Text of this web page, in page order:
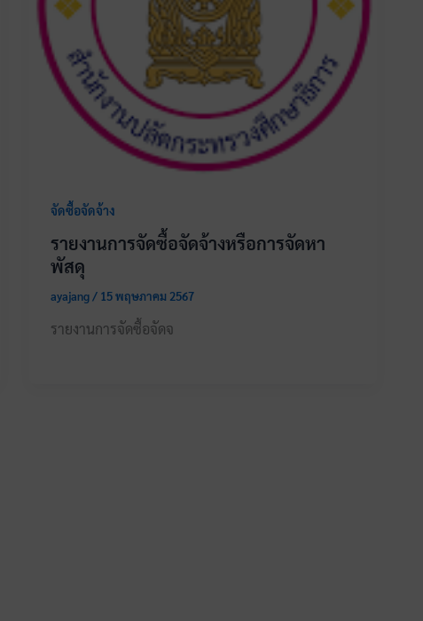
จัดซื้อจัดจ้าง
รายงานการจัดซื้อจัดจ้างหรือการจัดหา
พัสดุ
ayajang/ 15 พฤษภาคม 2567
รายงานการจัดซื้อจัดจ